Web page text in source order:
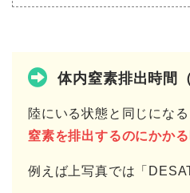
体内窒素排出時間
陸にいる状態と同じになる
窒素を排出するのにかかる
例えば上写真では「